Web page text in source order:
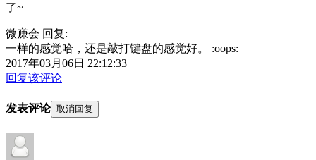
了~
微赚会 回复:
一样的感觉哈，还是敲打键盘的感觉好。 :oops:
2017年03月06日 22:12:33
回复该评论
发表评论 取消回复